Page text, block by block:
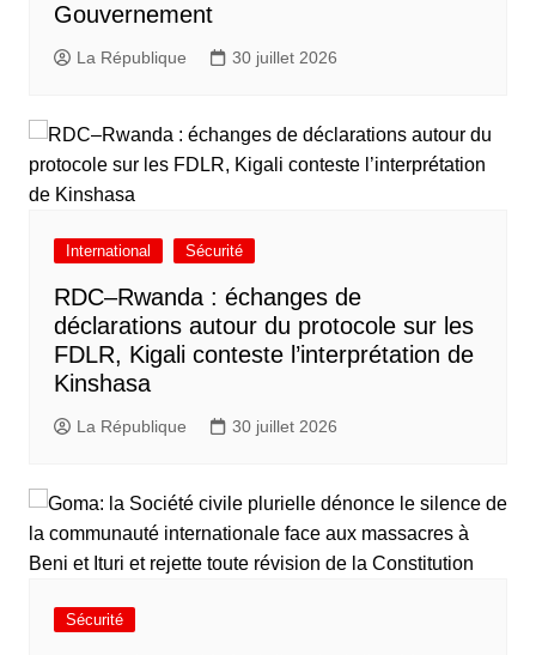
Gouvernement
La République 30 juillet 2026
International Sécurité
RDC–Rwanda : échanges de
déclarations autour du protocole sur les
FDLR, Kigali conteste l’interprétation de
Kinshasa
La République 30 juillet 2026
Sécurité